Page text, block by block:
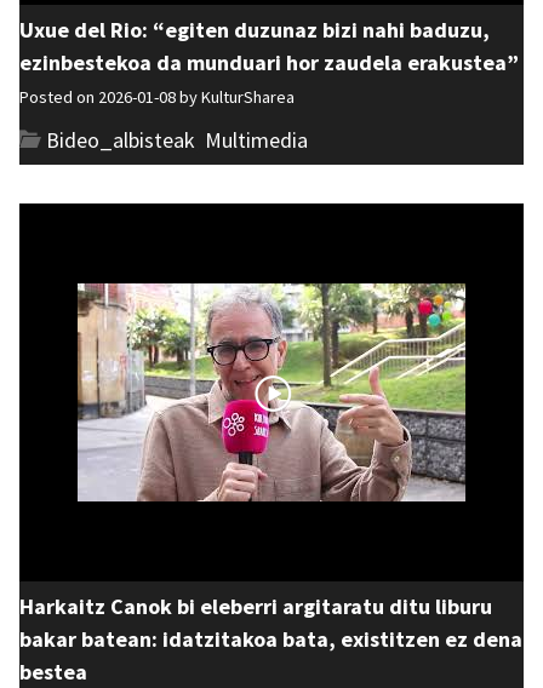
Uxue del Rio: “egiten duzunaz bizi nahi baduzu,
ezinbestekoa da munduari hor zaudela erakustea”
Posted on 2026-01-08 byKulturSharea
Bideo_albisteak Multimedia
Harkaitz Canok bi eleberri argitaratu ditu liburu
bakar batean: idatzitakoa bata, existitzen ez dena
bestea